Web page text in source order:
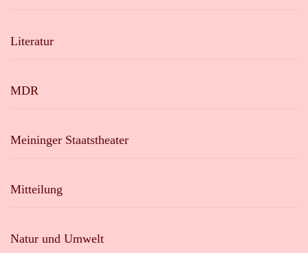
Literatur
MDR
Meininger Staatstheater
Mitteilung
Natur und Umwelt